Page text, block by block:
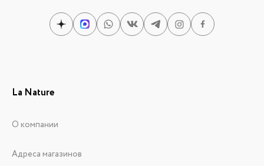
La Nature
О компании
Адреса магазинов